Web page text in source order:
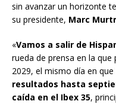
sin avanzar un horizonte
su presidente, Marc
«Vamos a salir de
rueda de prensa en la
2029, el mismo día en que
resultados hasta
caída en el Ibex 35,